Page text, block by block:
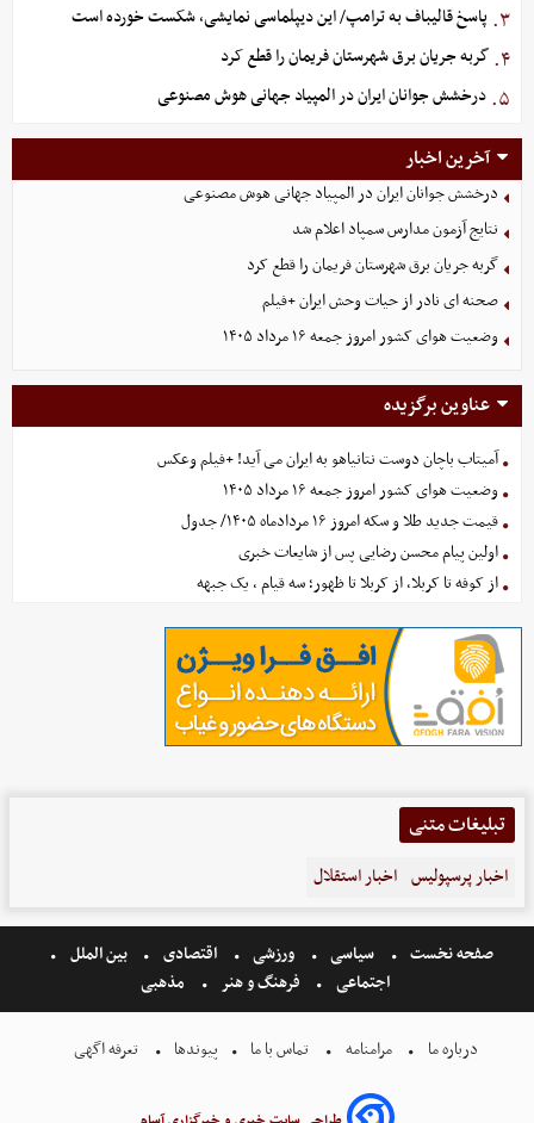
۳. پاسخ قالیباف به ترامپ/ این دیپلماسی نمایشی، شکست خورده است
۴. گربه جریان برق شهرستان فریمان را قطع کرد
۵. درخشش جوانان ایران در المپیاد جهانی هوش مصنوعی
آخرین اخبار
درخشش جوانان ایران در المپیاد جهانی هوش مصنوعی
نتایج آزمون مدارس سمپاد اعلام شد
گربه جریان برق شهرستان فریمان را قطع کرد
صحنه ای نادر از حیات وحش ایران +فیلم
وضعیت هوای کشور امروز جمعه ۱۶ مرداد ۱۴۰۵
عناوین برگزیده
آمیتاب باچان دوست نتانیاهو به ایران می آید! +فیلم وعکس
وضعیت هوای کشور امروز جمعه ۱۶ مرداد ۱۴۰۵
قیمت جدید طلا و سکه امروز ۱۶ مردادماه ۱۴۰۵/ جدول
اولین پیام محسن رضایی پس از شایعات خبری
از کوفه تا کربلا، از کربلا تا ظهور؛ سه قیام ، یک جبهه
تبلیغات متنی
اخبار پرسپولیس اخبار استقلال
صفحه نخست سیاسی ورزشی اقتصادی
بین الملل
اجتماعی
فرهنگ و هنر مذهبی
درباره ما مرامنامه تماس با ما پیوندها تعرفه اگهی